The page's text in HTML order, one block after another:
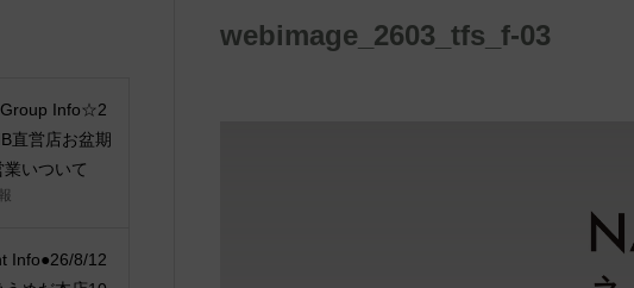
webimage_2603_tfs_f-03
Info☆2
直営店お盆期
業いついて
Info●26/8/12